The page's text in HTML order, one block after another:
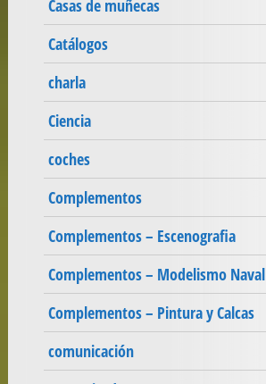
Casas de muñecas
Catálogos
charla
Ciencia
coches
Complementos
Complementos – Escenografia
Complementos – Modelismo Naval
Complementos – Pintura y Calcas
comunicación